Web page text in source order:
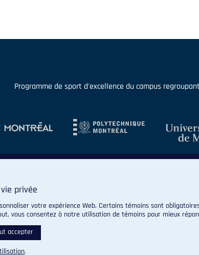
Programme de sport d'excellence du campus
© 2026 Carabins de l'Université de Montréal. Tous droits
privée
votre expérience Web. Certains témoins sont
vous consentez à notre utilisation de témoins pour mieux
accepter
.